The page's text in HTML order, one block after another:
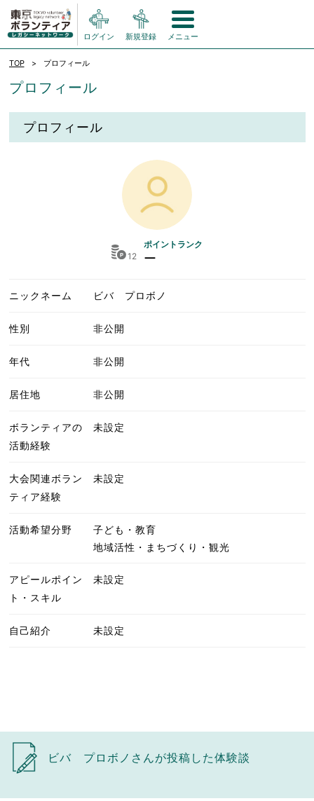
ログイン 新規登録 メニュー
TOP プロフィール
プロフィール
プロフィール
12
ポイントランク
ー
ニックネーム ビバ プロボノ
性別 非公開
年代 非公開
居住地 非公開
ボランティアの
活動経験
未設定
大会関連ボラン
ティア経験
未設定
活動希望分野
子ども・教育
地域活性・まちづくり・観光
アピールポイン
ト・スキル
未設定
自己紹介 未設定
ビバ プロボノさんが投稿した体験談